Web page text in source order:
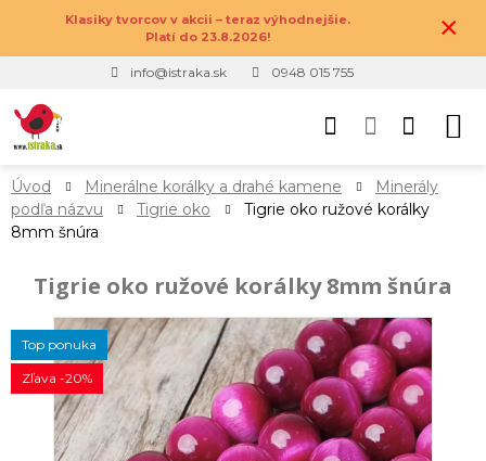
Klasiky tvorcov v akcii – teraz výhodnejšie.
Platí do 23.8.2026!
×
info@istraka.sk 0948 015 755
Úvod Minerálne korálky a drahé kamene
Minerály
podľa názvu
Tigrie oko
Tigrie oko ružové korálky
8mm šnúra
Tigrie oko ružové korálky 8mm šnúra
Top ponuka
Zľava -20%